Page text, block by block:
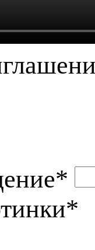
*
*